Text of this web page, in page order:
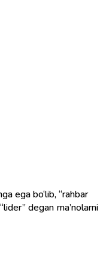
ega bo‘lib, “rahbar
degan ma’nolarni